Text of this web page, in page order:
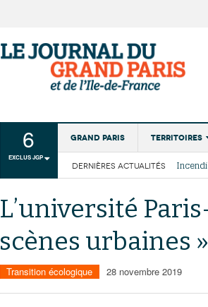
6
EXCLUS JGP
Grand Paris Territoires
Institutions
DERNIÈRES ACTUALITÉS
La
L’université
scènes urbaines »
Transition écologique 28 novembre 2019